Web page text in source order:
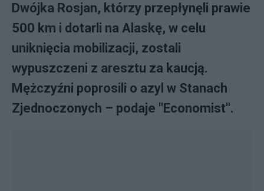
Dwójka Rosjan, którzy przepłynęli prawie
500 km i dotarli na Alaskę, w celu
uniknięcia mobilizacji, zostali
wypuszczeni z aresztu za kaucją.
Mężczyźni poprosili o azyl w Stanach
Zjednoczonych – podaje "Economist".